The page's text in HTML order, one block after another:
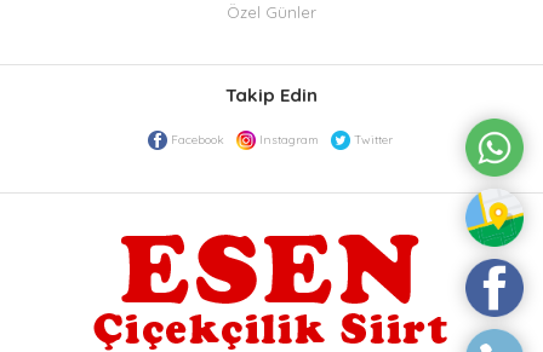
Özel Günler
Takip Edin
Facebook Instagram Twitter